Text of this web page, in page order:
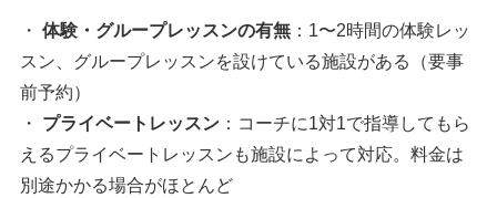
・ 体験・グループレッスンの有無：1〜2時間の体験レッ
スン、グループレッスンを設けている施設がある（要事
前予約）
・ プライベートレッスン：コーチに1対1で指導してもら
えるプライベートレッスンも施設によって対応。料金は
別途かかる場合がほとんど